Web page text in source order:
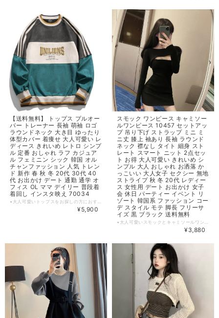
【送料無料】 トップス プルオー
バー トレーナー 長袖 萌袖 ロゴ
ラウンドネック 大き目 ゆったり
体型カバー 着痩せ 大人可愛い レ
ディース きれいめ レトロ シンプ
ル 定番 おしゃれ ラフ カジュア
ル フェミニン シック 韓国 オル
チャンファッション 人気 トレン
ド 新作 春 秋 冬 20代 30代 40
代 お出かけ デート 通勤 通学 オ
フィス OL ママ デイリー 普段着
着回し インスタ映え 70034
¥5,900
スモック ワンピース キャミソー
ルワンピース 10457 セットアッ
プ 吊り下げ ストラップ ミニ ミ
ニ丈 膝上 袖あり 長袖 ラウンド
ネック 襟なし タイト 細身 スト
レート スマート ニット 2点セッ
ト お得 大人可愛い きれいめ シ
ンプル 大人 おしゃれ お洒落 か
っこいい 大人女子 セクシー 無地
ストライプ 秋 冬 20代 レディー
ス 女性用 デート お出かけ 女子
会 休日 パーティー イベント リ
ゾート 韓国系 ファッション コー
デ スタイル モテ 脚長 フリーサ
イズ 黒 ブラック 送料無料
¥3,880